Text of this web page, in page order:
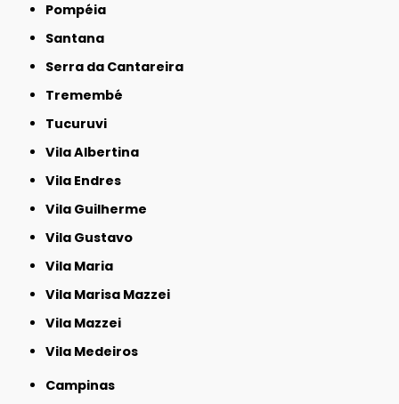
Pompéia
Santana
Serra da Cantareira
Tremembé
Tucuruvi
Vila Albertina
Vila Endres
Vila Guilherme
Vila Gustavo
Vila Maria
Vila Marisa Mazzei
Vila Mazzei
Vila Medeiros
Campinas